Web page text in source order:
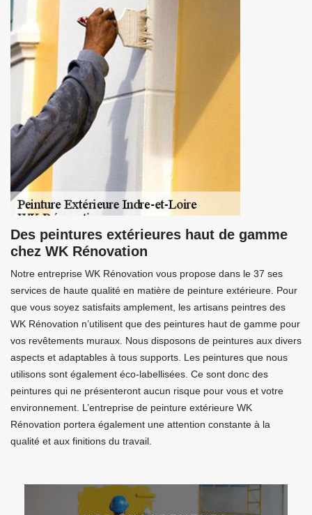
Des peintures extérieures haut de gamme
chez WK Rénovation
Notre entreprise WK Rénovation vous propose dans le 37 ses
services de haute qualité en matière de peinture extérieure. Pour
que vous soyez satisfaits amplement, les artisans peintres des
WK Rénovation n’utilisent que des peintures haut de gamme pour
vos revêtements muraux. Nous disposons de peintures aux divers
aspects et adaptables à tous supports. Les peintures que nous
utilisons sont également éco-labellisées. Ce sont donc des
peintures qui ne présenteront aucun risque pour vous et votre
environnement. L’entreprise de peinture extérieure WK
Rénovation portera également une attention constante à la
qualité et aux finitions du travail.